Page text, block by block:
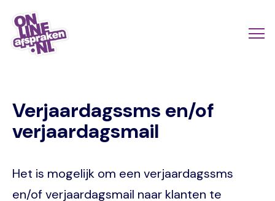
Skip
main
Verjaardagssms en/of
verjaardagsmail
Het is mogelijk om een verjaardagssms
en/of verjaardagsmail naar klanten te